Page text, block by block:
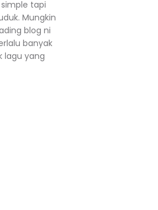
tapi
Mungkin
blog ni
banyak
lagu yang